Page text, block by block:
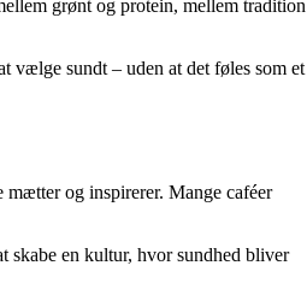
grønt og protein, mellem tradition
vælge sundt – uden at det føles som et
mætter og inspirerer. Mange caféer
skabe en kultur, hvor sundhed bliver